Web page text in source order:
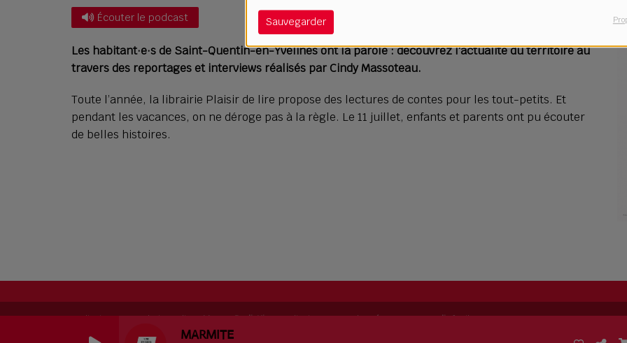
Sauvegarder
MARMITE
Écouter le podcast
Les habitant·e·s de Saint-Quentin-en-Yvelines ont la parole : découvrez l'actualité du territoire au
travers des reportages et interviews réalisés par Cindy Massoteau.
Toute l’année, la librairie Plaisir de lire propose des lectures de contes pour les tout-petits. Et
pendant les vacances, on ne déroge pas à la règle. Le 11 juillet, enfants et parents ont pu écouter
de belles histoires.
RadioKing © 2026 | Site radio créé avecRadioKing. RadioKing permet decréer sa propre radiofacilement.